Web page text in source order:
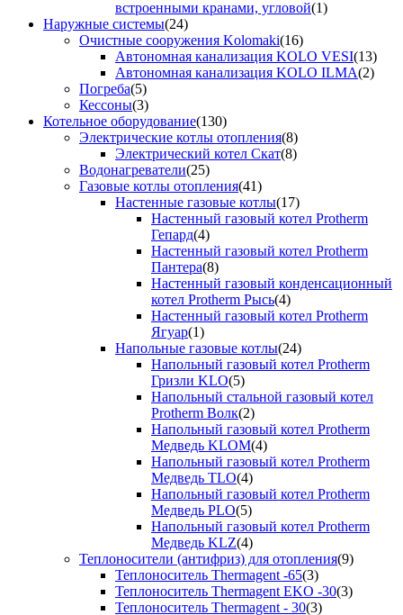
встроенными кранами, угловой(1)
Наружные системы(24)
Очистные сооружения Kolomaki(16)
Автономная канализация KOLO VESI(13)
Автономная канализация KOLO ILMA(2)
Погреба(5)
Кессоны(3)
Котельное оборудование(130)
Электрические котлы отопления(8)
Электрический котел Скат(8)
Водонагреватели(25)
Газовые котлы отопления(41)
Настенные газовые котлы(17)
Настенный газовый котел Protherm
Гепард(4)
Настенный газовый котел Protherm
Пантера(8)
Настенный газовый конденсационный
котел Protherm Рысь(4)
Настенный газовый котел Protherm
Ягуар(1)
Напольные газовые котлы(24)
Напольный газовый котел Protherm
Гризли KLO(5)
Напольный стальной газовый котел
Protherm Волк(2)
Напольный газовый котел Protherm
Медведь KLOM(4)
Напольный газовый котел Protherm
Медведь TLO(4)
Напольный газовый котел Protherm
Медведь PLO(5)
Напольный газовый котел Protherm
Медведь KLZ(4)
Теплоносители (антифриз) для отопления(9)
Теплоноситель Thermagent -65(3)
Теплоноситель Thermagent EKO -30(3)
Теплоноситель Thermagent - 30(3)